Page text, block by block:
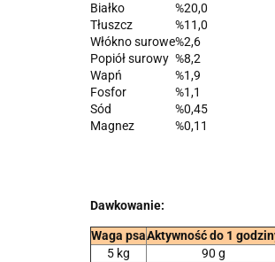
Białko %20,0
Tłuszcz
%11,0
Włókno surowe%2,6
Popiół surowy %8,2
Wapń
%1,9
Fosfor
%1,1
Sód
%0,45
Magnez
%0,11
Dawkowanie:
Waga psaAktywność do 1
5 kg
90 g